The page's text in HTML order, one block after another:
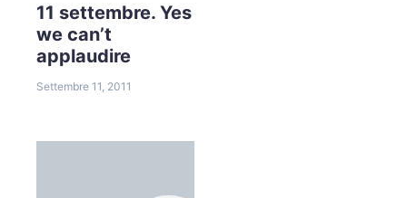
11 settembre. Yes
we can’t
applaudire
Settembre 11, 2011